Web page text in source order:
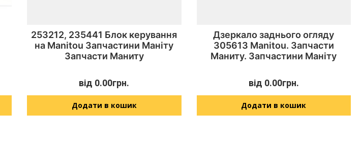
253212, 235441 Блок керування
на Manitou Запчастини Маніту
Запчасти Маниту
від 0.00грн.
Додати в кошик
Дзеркало заднього огляду
305613 Manitou. Запчасти
Маниту. Запчастини Маніту
від 0.00грн.
Додати в кошик